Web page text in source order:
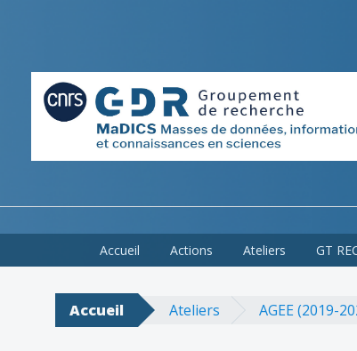
to
Accueil Actions Ateliers GT
Accueil Ateliers AGEE (2019-